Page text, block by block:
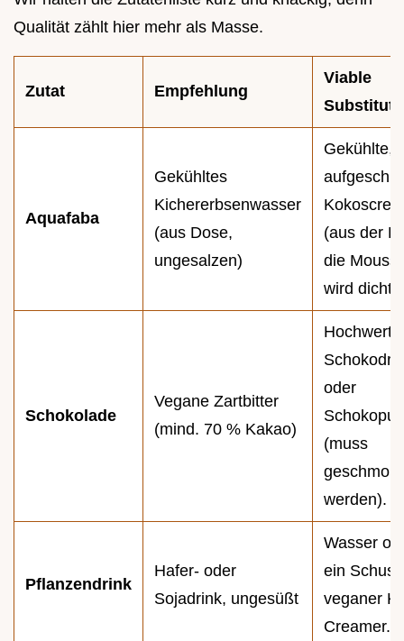
Qualität zählt hier mehr als Masse.
Zutat Empfehlung
Viable
Aquafaba
Gekühltes
Kichererbsenwasser
(aus Dose,
ungesalzen)
Gekühlte,
(aus der
die
wird
Schokolade
Vegane Zartbitter
(mind. 70 % Kakao)
oder
(muss
werden).
Pflanzendrink
Hafer- oder
Sojadrink, ungesüßt
Wasser
ein Schuss
veganer
Creamer.